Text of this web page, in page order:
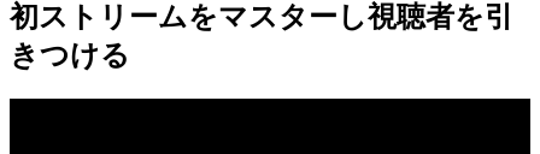
初ストリームをマスターし視聴者を引
きつける